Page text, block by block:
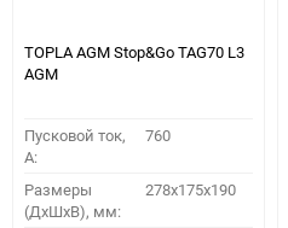
TOPLA AGM Stop&Go TAG70 L3
AGM
Пусковой ток,
A:
760
Размеры
(ДхШхВ), мм:
278x175x190